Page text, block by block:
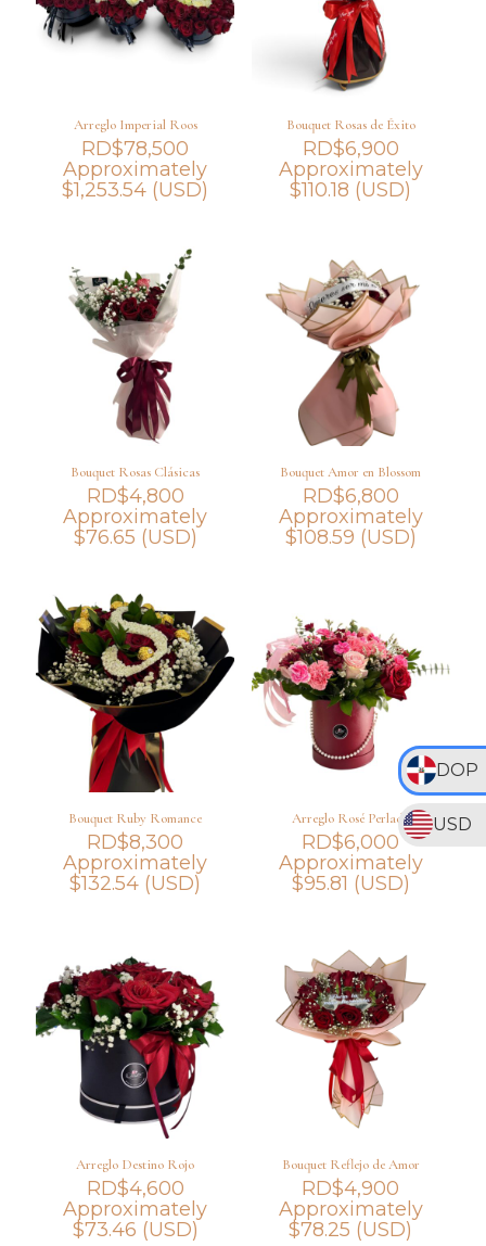
DOP
USD
Arreglo Imperial Roos
RD$78,500
Approximately
$1,253.54 (USD)
Bouquet Rosas de Éxito
RD$6,900
Approximately
$110.18 (USD)
Bouquet Rosas Clásicas
RD$4,800
Approximately
$76.65 (USD)
Bouquet Amor en Blossom
RD$6,800
Approximately
$108.59 (USD)
Bouquet Ruby Romance
RD$8,300
Approximately
$132.54 (USD)
Arreglo Rosé Perlado
RD$6,000
Approximately
$95.81 (USD)
Arreglo Destino Rojo
RD$4,600
Approximately
$73.46 (USD)
Bouquet Reflejo de Amor
RD$4,900
Approximately
$78.25 (USD)